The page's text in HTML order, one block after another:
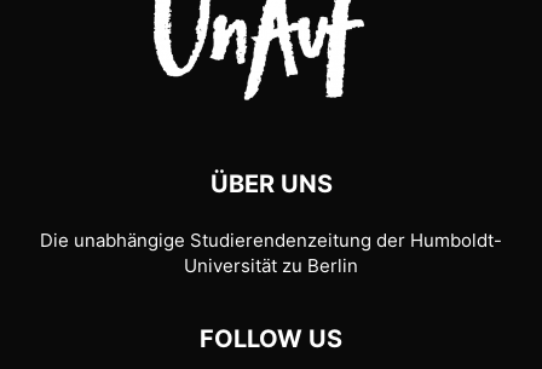
ÜBER UNS
Die unabhängige Studierendenzeitung der Humboldt-
Universität zu Berlin
FOLLOW US